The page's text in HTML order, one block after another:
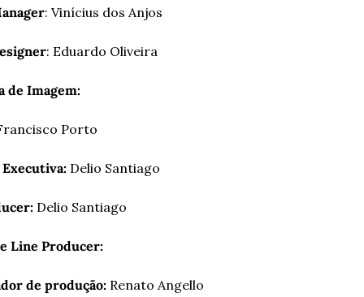
: Vinícius dos Anjos
: Eduardo Oliveira
de Imagem:
Porto
Delio Santiago
Delio Santiago
Line Producer:
de produção: Renato Angello